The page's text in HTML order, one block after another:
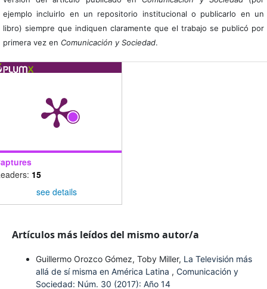
ejemplo incluirlo en un repositorio institucional o publicarlo en un
libro) siempre que indiquen claramente que el trabajo se publicó por
primera vez en Comunicación y Sociedad.
15
see details
Artículos más leídos del mismo autor/a
Guillermo Orozco Gómez, Toby Miller, La Televisión más
allá de sí misma en América Latina , Comunicación y
Sociedad: Núm. 30 (2017): Año 14